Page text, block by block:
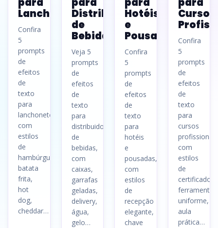
Lanchonetes
Confira
5
prompts
de
efeitos
de
texto
para
lanchonetes,
com
estilos
de
hambúrguer,
batata
frita,
hot
dog,
cheddar…
Distribuidoras
de
Bebidas
Veja 5
prompts
de
efeitos
de
texto
para
distribuidoras
de
bebidas,
com
caixas,
garrafas
geladas,
delivery,
água,
gelo…
Hotéis
e
Pousadas
Confira
5
prompts
de
efeitos
de
texto
para
hotéis
e
pousadas,
com
estilos
de
recepção
elegante,
chave
Cursos
Confira
5
prompts
de
efeitos
de
texto
para
cursos
com
estilos
de
certificado,
uniforme,
aula
prática…